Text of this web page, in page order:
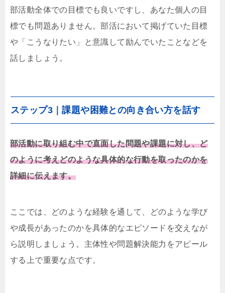
部活動全体での目標でも良いですし、あなた個人の目
標でも問題ありません。部活において掲げていた目標
や「こうなりたい」と意識して励んでいたことなどを
話しましょう。
ステップ3｜課題や困難との向き合い方を話す
部活動に取り組む中で直面した問題や課題に対し、ど
のように考えどのような具体的な行動を取ったのかを
詳細に伝えます。
ここでは、どのような経験を通して、どのような学び
や成長があったのかを具体的なエピソードを交えなが
ら説明しましょう。主体性や問題解決能力をアピール
する上で重要な点です。